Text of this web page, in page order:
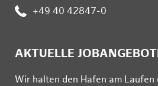
: +49 40 42847-0
AKTUELLE
Wir hal­ten den Ha­fen am Lau­fen